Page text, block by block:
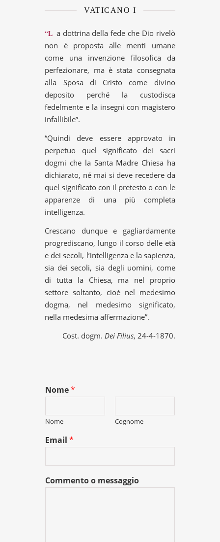
VATICANO I
“La dottrina della fede che Dio rivelò
non è proposta alle menti umane
come una invenzione filosofica da
perfezionare, ma è stata consegnata
alla Sposa di Cristo come divino
deposito perché la custodisca
fedelmente e la insegni con magistero
infallibile”.
“Quindi deve essere approvato in
perpetuo quel significato dei sacri
dogmi che la Santa Madre Chiesa ha
dichiarato, né mai si deve recedere da
quel significato con il pretesto o con le
apparenze di una più completa
intelligenza.
Crescano dunque e gagliardamente
progrediscano, lungo il corso delle età
e dei secoli, l’intelligenza e la sapienza,
sia dei secoli, sia degli uomini, come
di tutta la Chiesa, ma nel proprio
settore soltanto, cioè nel medesimo
dogma, nel medesimo significato,
nella medesima affermazione”.
Cost. dogm. Dei Filius, 24-4-1870.
Nome*
Nome Cognome
Email*
Commento o messaggio